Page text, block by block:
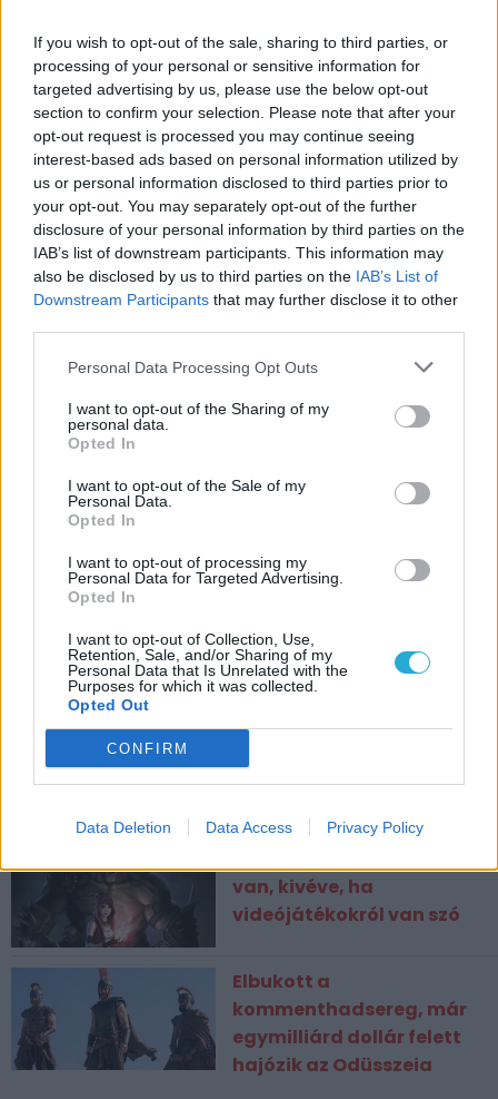
If you wish to opt-out of the sale, sharing to third parties, or
processing of your personal or sensitive information for
targeted advertising by us, please use the below opt-out
section to confirm your selection. Please note that after your
opt-out request is processed you may continue seeing
interest-based ads based on personal information utilized by
us or personal information disclosed to third parties prior to
your opt-out. You may separately opt-out of the further
disclosure of your personal information by third parties on the
IAB’s list of downstream participants. This information may
also be disclosed by us to third parties on the IAB’s List of
Downstream Participants that may further disclose it to other
Personal Data Processing Opt Outs
I want to opt-out of the Sharing of my
personal data.
Opted In
I want to opt-out of the Sale of my
Personal Data.
Opted In
I want to opt-out of processing my
Personal Data for Targeted Advertising.
Opted In
I want to opt-out of Collection, Use,
Retention, Sale, and/or Sharing of my
Personal Data that Is Unrelated with the
Purposes for which it was collected.
Opted Out
CONFIRM
Data Deletion Data Access Privacy Policy
CÍMKÉK
ESPORT1 HÍREK
Gyűjtögetős kártyákkal
bizniszel Lewis Hamilton,
meg is nyílt az első boltja
van, kivéve, ha
videójátékokról van szó
Elbukott a
kommenthadsereg, már
egymilliárd dollár felett
hajózik az Odüsszeia